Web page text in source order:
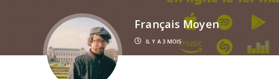
Français Moyen
IL Y A 3 MOIS